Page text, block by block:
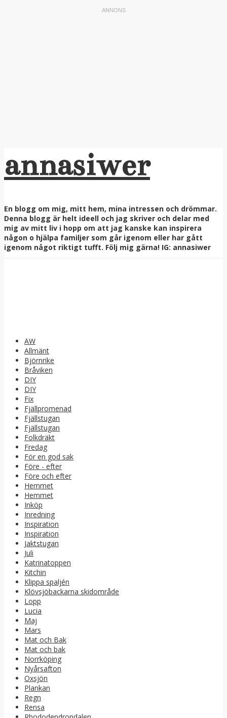
annasiwer
En blogg om mig, mitt hem, mina intressen och drömmar.
Denna blogg är helt ideell och jag skriver och delar med
mig av mitt liv i hopp om att jag kanske kan inspirera
någon o hjälpa familjer som går igenom eller har gått
igenom något riktigt tufft. Följ mig gärna! IG: annasiwer
AW
Allmänt
Björnrike
Bråviken
DIY
DIY
Fix
Fjällpromenad
Fjällstugan
Fjällstugan
Folkdräkt
Fredag
För en god sak
Före - efter
Före och efter
Hemmet
Hemmet
Inköp
Inredning
Inspiration
Inspiration
Jaktstugan
Juli
Katrinatoppen
Kitchin
Klippa spaljén
Klövsjöbackarna skidområde
Lopp
Lucia
Maj
Mars
Mat och Bak
Mat och bak
Norrköping
Nyårsafton
Oxsjön
Plankan
Regn
Rensa